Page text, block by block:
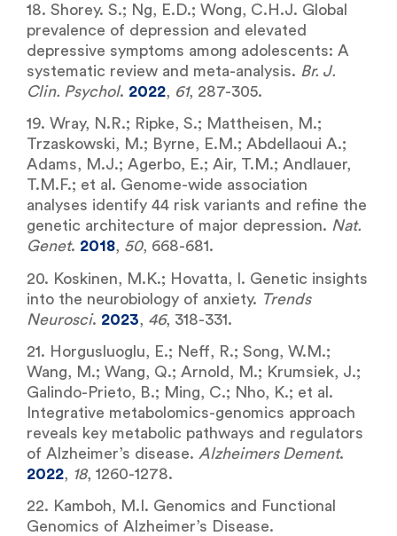
18. Shorey. S.; Ng, E.D.; Wong, C.H.J. Global
prevalence of depression and elevated
depressive symptoms among adolescents: A
systematic review and meta-analysis. Br. J.
Clin. Psychol. 2022, 61, 287-305.
19. Wray, N.R.; Ripke, S.; Mattheisen, M.;
Trzaskowski, M.; Byrne, E.M.; Abdellaoui A.;
Adams, M.J.; Agerbo, E.; Air, T.M.; Andlauer,
T.M.F.; et al. Genome-wide association
analyses identify 44 risk variants and refine the
genetic architecture of major depression. Nat.
Genet. 2018, 50, 668-681.
20. Koskinen, M.K.; Hovatta, I. Genetic insights
into the neurobiology of anxiety. Trends
Neurosci. 2023, 46, 318-331.
21. Horgusluoglu, E.; Neff, R.; Song, W.M.;
Wang, M.; Wang, Q.; Arnold, M.; Krumsiek, J.;
Galindo-Prieto, B.; Ming, C.; Nho, K.; et al.
Integrative metabolomics-genomics approach
reveals key metabolic pathways and regulators
of Alzheimer’s disease. Alzheimers Dement.
2022, 18, 1260-1278.
22. Kamboh, M.I. Genomics and Functional
Genomics of Alzheimer’s Disease.